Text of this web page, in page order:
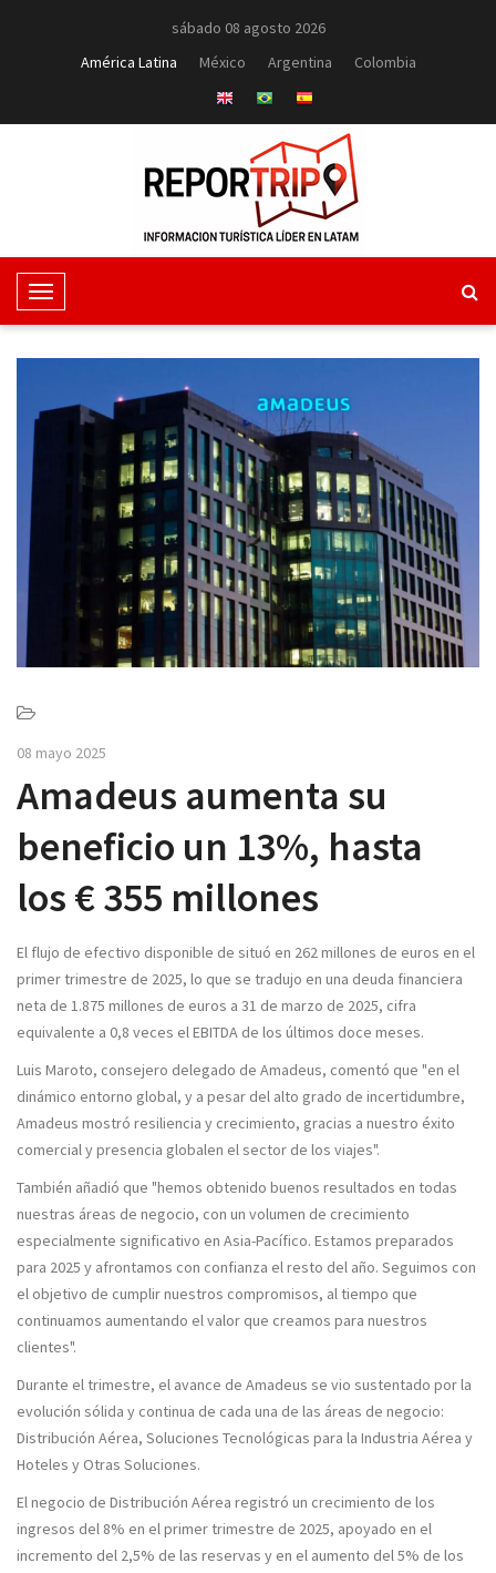
sábado 08 agosto 2026
América Latina
México Argentina Colombia
T
o
o
08 mayo 2025
Amadeus aumenta su
beneficio un 13%, hasta
los € 355 millones
El flujo de efectivo disponible de situó en 262 millones de euros en el
primer trimestre de 2025, lo que se tradujo en una deuda financiera
neta de 1.875 millones de euros a 31 de marzo de 2025, cifra
equivalente a 0,8 veces el EBITDA de los últimos doce meses.
Luis Maroto, consejero delegado de Amadeus, comentó que "en el
dinámico entorno global, y a pesar del alto grado de incertidumbre,
Amadeus mostró resiliencia y crecimiento, gracias a nuestro éxito
comercial y presencia globalen el sector de los viajes".
También añadió que "hemos obtenido buenos resultados en todas
nuestras áreas de negocio, con un volumen de crecimiento
especialmente significativo en Asia-Pacífico. Estamos preparados
para 2025 y afrontamos con confianza el resto del año. Seguimos con
el objetivo de cumplir nuestros compromisos, al tiempo que
continuamos aumentando el valor que creamos para nuestros
clientes".
Durante el trimestre, el avance de Amadeus se vio sustentado por la
evolución sólida y continua de cada una de las áreas de negocio:
Distribución Aérea, Soluciones Tecnológicas para la Industria Aérea y
Hoteles y Otras Soluciones.
El negocio de Distribución Aérea registró un crecimiento de los
ingresos del 8% en el primer trimestre de 2025, apoyado en el
incremento del 2,5% de las reservas y en el aumento del 5% de los